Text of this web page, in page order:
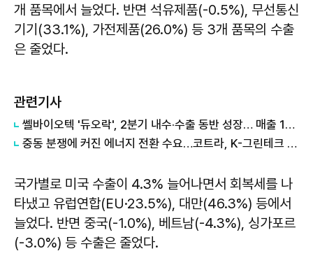
개 품목에서 늘었다. 반면 석유제품(-0.5%), 무선통신
기기(33.1%), 가전제품(26.0%) 등 3개 품목의 수출
은 줄었다.
관련기사
쎌바이오텍 '듀오락', 2분기 내수·수출 동반 성장… 매출 158억원
중동 분쟁에 커진 에너지 전환 수요…코트라, K-그린테크 수출길 넓힌다
국가별로 미국 수출이 4.3% 늘어나면서 회복세를 나
타냈고 유럽연합(EU·23.5%), 대만(46.3%) 등에서
늘었다. 반면 중국(-1.0%), 베트남(-4.3%), 싱가포르
(-3.0%) 등 수출은 줄었다.